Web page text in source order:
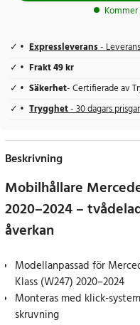
Expressleverans-
Frakt 49 kr
Säkerhet- Certifierade av
Trygghet- 30 dagars
Beskrivning
Mobilhållare
2020–2024 –
åverkan
Modellanpassad för
Klass (W247) 2020–2024
Monteras med klick-
skruvning